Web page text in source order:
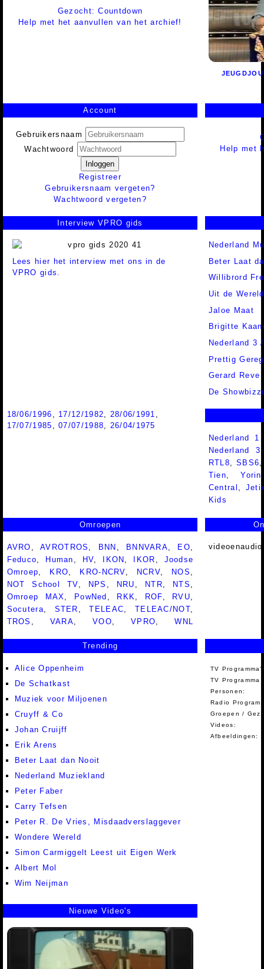
Gezocht: Countdown
Help met het aanvullen van het archief!
Account
Gebruikersnaam
Wachtwoord
Inloggen
Registreer
Gebruikersnaam vergeten?
Wachtwoord vergeten?
Help met
Interview VPRO gids
Lees hier het interview met ons in de
VPRO gids.
Nederland
Beter Laat
Willibrord
Uit de
Jaloe Maat
Brigitte
Nederland 3
Prettig
Gerard Reve
De
18/06/1996 , 17/12/1982, 28/06/1991 ,
17/07/1985 ,07/07/1988, 26/04/1975
Nederland
Nederland
RTL8,SBS6
Tien,Yorin
Central ,
Kids
Omroepen
AVRO ,AVROTROS , BNN , BNNVARA, EO,
Feduco, Human , HV, IKON , IKOR , Joodse
Omroep, KRO, KRO-NCRV, NCRV, NOS ,
NOT School TV, NPS , NRU , NTR, NTS ,
Omroep MAX, PowNed , RKK, ROF, RVU,
Socutera, STER ,TELEAC, TELEAC/NOT,
TROS , VARA,VOO,VPRO,WNL
Trending
Alice Oppenheim
De Schatkast
Muziek voor Miljoenen
Cruyff & Co
Johan Cruijff
Erik Arens
Beter Laat dan Nooit
Nederland Muziekland
Peter Faber
Carry Tefsen
Peter R. De Vries, Misdaadverslaggever
Wondere Wereld
Simon Carmiggelt Leest uit Eigen Werk
Albert Mol
Wim Neijman
TV
TV Programma
Personen:
Radio
Groepen /
Videos:
Afbeeldingen:
Nieuwe Video's